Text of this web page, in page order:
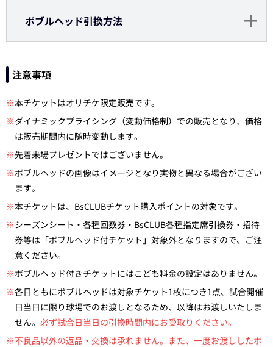
ボブルヘッド引換方法
注意事項
※本チケットはオリチケ限定販売です。
※ダイナミックプライシング（変動価格制）での販売となり、価格
は販売期間内に随時変動します。
※先着来場プレゼントではございません。
※ボブルヘッドの画像はイメージとなり実物と異なる場合がござい
ます。
※本チケットは、BsCLUBチケット購入ポイントの対象です。
※シーズンシート・各種回数券・BsCLUB各種指定席引換券・招待
券等は「ボブルヘッド付チケット」対象外となりますので、ご注
意ください。
※ボブルヘッド付きチケットにはこども料金の設定はありません。
※各日ともにボブルヘッドは対象チケット1枚につき1点、試合開催
日当日に限り球場でのお渡しとなるため、以降はお渡しいたしま
せん。 必ず試合日当日の引換時間内にお受取りください。
※不良品以外の返品・交換は承れません。また、一度お渡ししたボ